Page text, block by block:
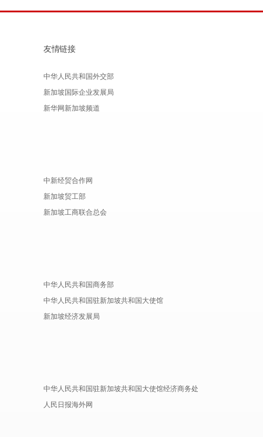
友情链接
中华人民共和国外交部
新加坡国际企业发展局
新华网新加坡频道
中新经贸合作网
新加坡贸工部
新加坡工商联合总会
中华人民共和国商务部
中华人民共和国驻新加坡共和国大使馆
新加坡经济发展局
中华人民共和国驻新加坡共和国大使馆经济商务处
人民日报海外网